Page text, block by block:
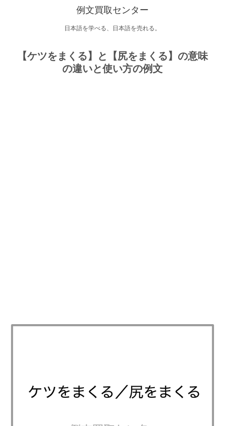
例文買取センター
日本語を学べる、日本語を売れる。
【ケツをまくる】と【尻をまくる】の意味
の違いと使い方の例文